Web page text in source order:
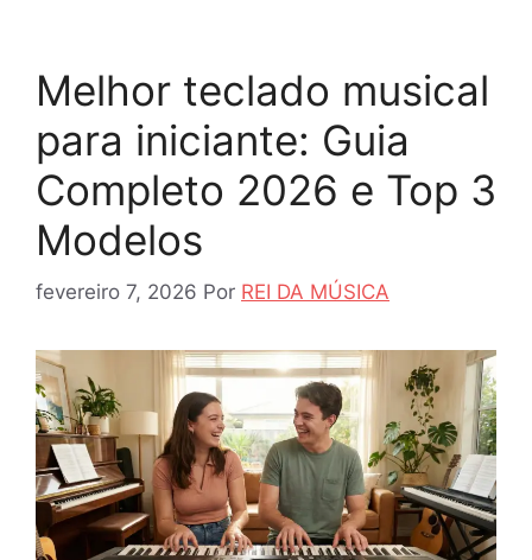
Melhor teclado musical
para iniciante: Guia
Completo 2026 e Top 3
Modelos
fevereiro 7, 2026 Por REI DA MÚSICA